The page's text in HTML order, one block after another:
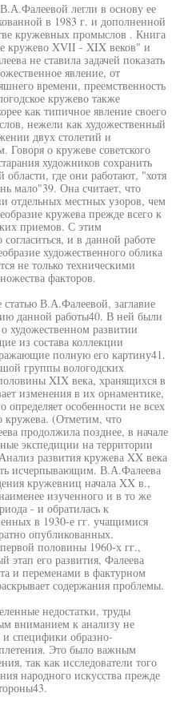
легли в основу ее
в 1983 г. и дополненной
кружевных промыслов . Книга
кружево XVII - XIX веков" и
не ставила задачей показать
явление, от
времени, преемственность
кружево также
как типичное явление своего
нежели как художественный
двух столетий и
Говоря о кружеве советского
художников сохранить
области, где они работают, "хотя
мало"39. Она считает, что
отдельных местных узоров, чем
кружева прежде всего к
приемов. С этим
и в данной работе
художественного облика
не только техническими
факторов.
В.А.Фалеевой, заглавие
данной работы40. В ней были
художественном развитии
из состава коллекции
полную его картину41.
группы вологодских
XIX века, хранящихся в
изменения в их орнаментике,
особенности не всех
кружева. (Отметим, что
продолжила позднее, в начале
экспедиции на территории
развития кружева XX века
исчерпывающим. В.А.Фалеева
кружевниц начала XX в.,
изученного и в то же
- и обратилась к
в 1930-е гг. учащимися
опубликованных.
половины 1960-х гг.,
этап его развития, Фалеева
и переменами в фактурном
содержания проблемы.
недостатки, труды
вниманием к анализу не
и специфики образно-
Это было важным
так как исследователи того
народного искусства прежде